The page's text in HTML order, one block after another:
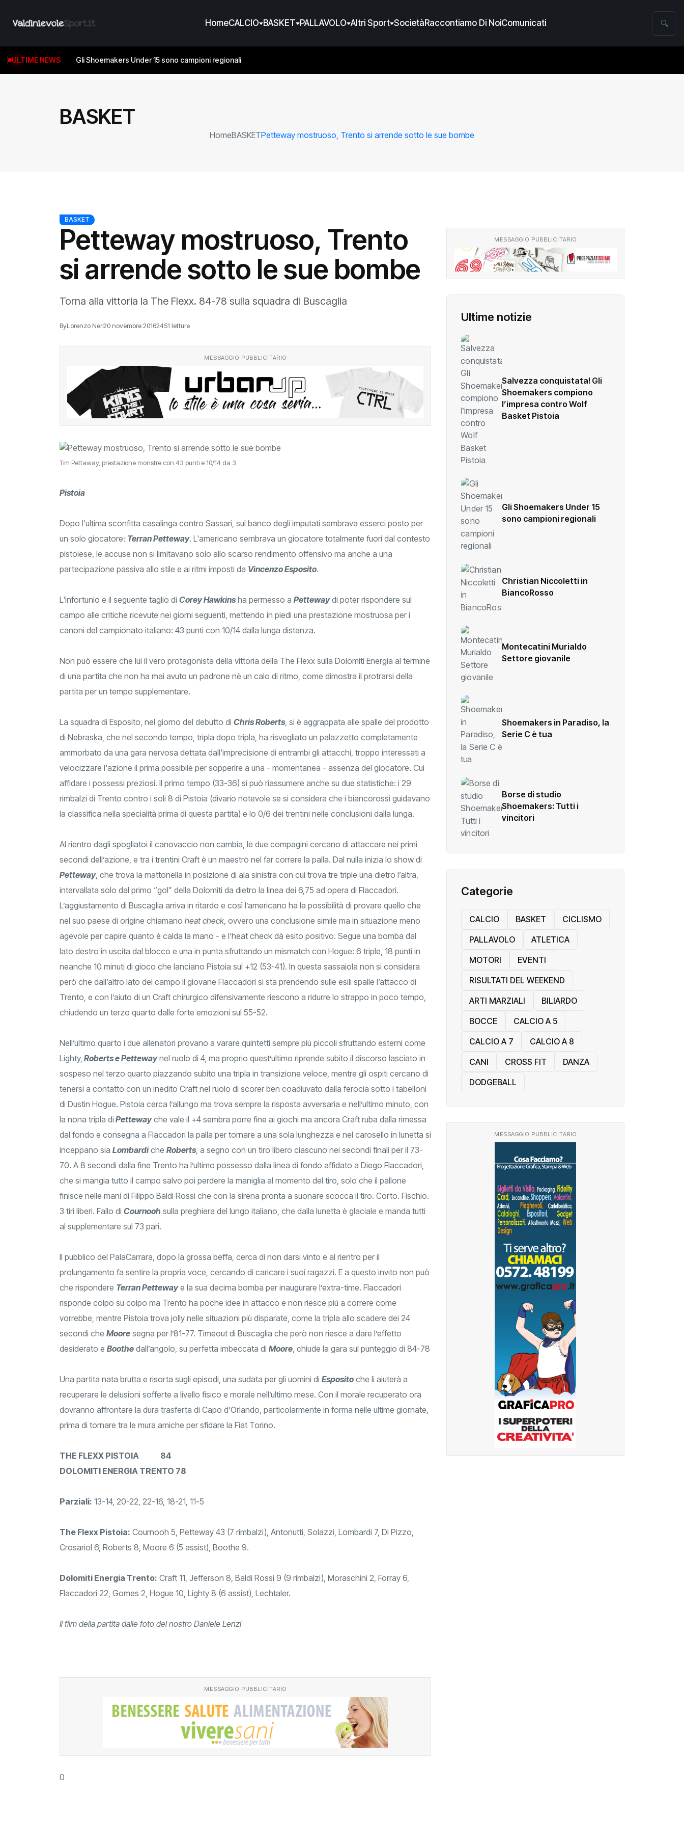
HomeCALCIO BASKET PALLAVOLO Altri Sport SocietàRaccontiamo Di NoiComunicati 🔍
ULTIME NEWS Gli Shoemakers Under 15 sono campioni regionali
BASKET
HomeBASKETPetteway mostruoso, Trento si arrende sotto le sue bombe
BASKET
Petteway mostruoso, Trento
si arrende sotto le sue bombe
Torna alla vittoria la The Flexx. 84-78 sulla squadra di Buscaglia
ByLorenzo Neri20 novembre 20162451 letture
MESSAGGIO PUBBLICITARIO
Tim Pettaway, prestazione monstre con 43 punti e 10/14 da 3
Pistoia
Dopo l'ultima sconfitta casalinga contro Sassari, sul banco degli imputati sembrava esserci posto per
un solo giocatore: Terran Petteway. L'americano sembrava un giocatore totalmente fuori dal contesto
pistoiese, le accuse non si limitavano solo allo scarso rendimento offensivo ma anche a una
partecipazione passiva allo stile e ai ritmi imposti da Vincenzo Esposito.
L'infortunio e il seguente taglio di Corey Hawkinsha permesso a Pettewaydi poter rispondere sul
campo alle critiche ricevute nei giorni seguenti, mettendo in piedi una prestazione mostruosa per i
canoni del campionato italiano: 43 punti con 10/14 dalla lunga distanza.
Non può essere che lui il vero protagonista della vittoria della The Flexx sulla Dolomiti Energia al termine
di una partita che non ha mai avuto un padrone nè un calo di ritmo, come dimostra il protrarsi della
partita per un tempo supplementare.
La squadra di Esposito, nel giorno del debutto di Chris Roberts, si è aggrappata alle spalle del prodotto
di Nebraska, che nel secondo tempo, tripla dopo tripla, ha risvegliato un palazzetto completamente
ammorbato da una gara nervosa dettata dall'imprecisione di entrambi gli attacchi, troppo interessati a
velocizzare l'azione il prima possibile per sopperire a una - momentanea - assenza del giocatore. Cui
affidare i possessi preziosi. Il primo tempo (33-36) si può riassumere anche su due statistiche: i 29
rimbalzi di Trento contro i soli 8 di Pistoia (divario notevole se si considera che i biancorossi guidavano
la classifica nella specialità prima di questa partita) e lo 0/6 dei trentini nelle conclusioni dalla lunga.
Al rientro dagli spogliatoi il canovaccio non cambia, le due compagini cercano di attaccare nei primi
secondi dell’azione, e tra i trentini Craft è un maestro nel far correre la palla. Dal nulla inizia lo show di
Petteway, che trova la mattonella in posizione di ala sinistra con cui trova tre triple una dietro l’altra,
intervallata solo dal primo “gol” della Dolomiti da dietro la linea dei 6,75 ad opera di Flaccadori.
L’aggiustamento di Buscaglia arriva in ritardo e così l’americano ha la possibilità di provare quello che
nel suo paese di origine chiamano heat check, ovvero una conclusione simile ma in situazione meno
agevole per capire quanto è calda la mano - e l’heat check dà esito positivo. Segue una bomba dal
lato destro in uscita dal blocco e una in punta sfruttando un mismatch con Hogue: 6 triple, 18 punti in
neanche 10 minuti di gioco che lanciano Pistoia sul +12 (53-41). In questa sassaiola non si considera
però che dall’altro lato del campo il giovane Flaccadori si sta prendendo sulle esili spalle l’attacco di
Trento, e con l’aiuto di un Craft chirurgico difensivamente riescono a ridurre lo strappo in poco tempo,
chiudendo un terzo quarto dalle forte emozioni sul 55-52.
Nell’ultimo quarto i due allenatori provano a varare quintetti sempre più piccoli sfruttando esterni come
Lighty, Roberts e Pettewaynel ruolo di 4, ma proprio quest’ultimo riprende subito il discorso lasciato in
sospeso nel terzo quarto piazzando subito una tripla in transizione veloce, mentre gli ospiti cercano di
tenersi a contatto con un inedito Craft nel ruolo di scorer ben coadiuvato dalla ferocia sotto i tabelloni
di Dustin Hogue. Pistoia cerca l’allungo ma trova sempre la risposta avversaria e nell’ultimo minuto, con
la nona tripla di Pettewayche vale il +4 sembra porre fine ai giochi ma ancora Craft ruba dalla rimessa
dal fondo e consegna a Flaccadori la palla per tornare a una sola lunghezza e nel carosello in lunetta si
inceppano sia Lombardiche Roberts, a segno con un tiro libero ciascuno nei secondi finali per il 73-
70. A 8 secondi dalla fine Trento ha l’ultimo possesso dalla linea di fondo affidato a Diego Flaccadori,
che si mangia tutto il campo salvo poi perdere la maniglia al momento del tiro, solo che il pallone
finisce nelle mani di Filippo Baldi Rossi che con la sirena pronta a suonare scocca il tiro. Corto. Fischio.
3 tiri liberi. Fallo di Cournooh sulla preghiera del lungo italiano, che dalla lunetta è glaciale e manda tutti
al supplementare sul 73 pari.
Il pubblico del PalaCarrara, dopo la grossa beffa, cerca di non darsi vinto e al rientro per il
prolungamento fa sentire la propria voce, cercando di caricare i suoi ragazzi. E a questo invito non può
che rispondere Terran Pettewaye la sua decima bomba per inaugurare l’extra-time. Flaccadori
risponde colpo su colpo ma Trento ha poche idee in attacco e non riesce più a correre come
vorrebbe, mentre Pistoia trova jolly nelle situazioni più disparate, come la tripla allo scadere dei 24
secondi che Moore segna per l’81-77. Timeout di Buscaglia che però non riesce a dare l’effetto
desiderato e Boothe dall’angolo, su perfetta imbeccata di Moore, chiude la gara sul punteggio di 84-78
Una partita nata brutta e risorta sugli episodi, una sudata per gli uomini di Esposito che li aiuterà a
recuperare le delusioni sofferte a livello fisico e morale nell’ultimo mese. Con il morale recuperato ora
dovranno affrontare la dura trasferta di Capo d’Orlando, particolarmente in forma nelle ultime giornate,
prima di tornare tra le mura amiche per sfidare la Fiat Torino.
THE FLEXX PISTOIA 84
DOLOMITI ENERGIA TRENTO 78
Parziali: 13-14, 20-22, 22-16, 18-21, 11-5
The Flexx Pistoia: Cournooh 5, Petteway 43 (7 rimbalzi), Antonutti, Solazzi, Lombardi 7, Di Pizzo,
Crosariol 6, Roberts 8, Moore 6 (5 assist), Boothe 9.
Dolomiti Energia Trento: Craft 11, Jefferson 8, Baldi Rossi 9 (9 rimbalzi), Moraschini 2, Forray 6,
Flaccadori 22, Gomes 2, Hogue 10, Lighty 8 (6 assist), Lechtaler.
Il film della partita dalle foto del nostro Daniele Lenzi
MESSAGGIO PUBBLICITARIO
0
MESSAGGIO PUBBLICITARIO
Ultime notizie
Salvezza conquistata! Gli
Shoemakers compiono
l’impresa contro Wolf
Basket Pistoia
Gli Shoemakers Under 15
sono campioni regionali
Christian Niccoletti in
BiancoRosso
Montecatini Murialdo
Settore giovanile
Shoemakers in Paradiso, la
Serie C è tua
Borse di studio
Shoemakers: Tutti i
vincitori
Categorie
CALCIO BASKET
CICLISMO
PALLAVOLO
ATLETICA
MOTORI
EVENTI
RISULTATI DEL WEEKEND
ARTI MARZIALI
BILIARDO
BOCCE
CALCIO A 5
CALCIO A 7
CALCIO A 8
CANI
CROSS FIT
DANZA
DODGEBALL
MESSAGGIO PUBBLICITARIO